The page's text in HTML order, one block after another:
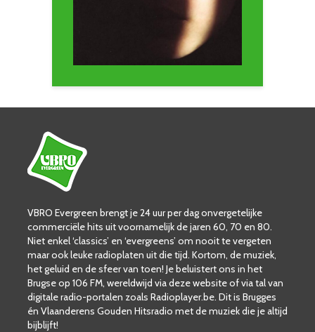
VBRO Evergreen brengt je 24 uur per dag onvergetelijke
commerciële hits uit voornamelijk de jaren 60, 70 en 80.
Niet enkel ‘classics’ en ‘evergreens’ om nooit te vergeten
maar ook leuke radioplaten uit die tijd. Kortom, de muziek,
het geluid en de sfeer van toen! Je beluistert ons in het
Brugse op 106 FM, wereldwijd via deze website of via tal van
digitale radio-portalen zoals Radioplayer.be. Dit is Brugges
én Vlaanderens Gouden Hitsradio met de muziek die je altijd
bijblijft!